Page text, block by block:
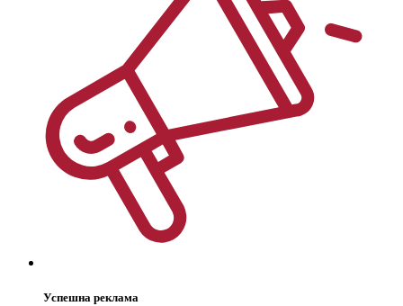
Успешна реклама